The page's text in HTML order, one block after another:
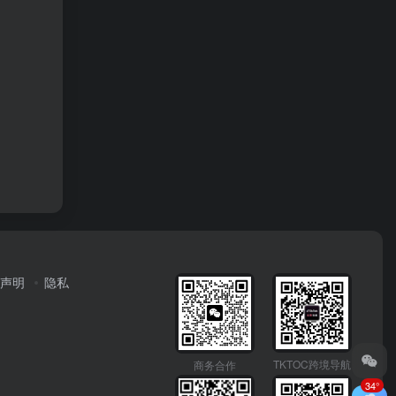
明 隐私
商务合作 TKTOC跨境导航
34°